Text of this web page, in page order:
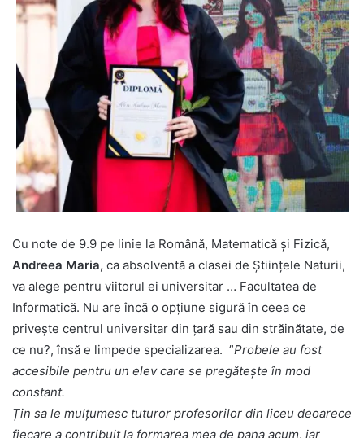
Cu note de 9.9 pe linie la Română, Matematică și Fizică,
Andreea Maria, ca absolventă a clasei de Științele Naturii,
va alege pentru viitorul ei universitar … Facultatea de
Informatică. Nu are încă o opțiune sigură în ceea ce
privește centrul universitar din țară sau din străinătate, de
ce nu?, însă e limpede specializarea. ”Probele au fost
accesibile pentru un elev care se pregătește în mod
constant.
Țin sa le mulțumesc tuturor profesorilor din liceu deoarece
fiecare a contribuit la formarea mea de pana acum, iar